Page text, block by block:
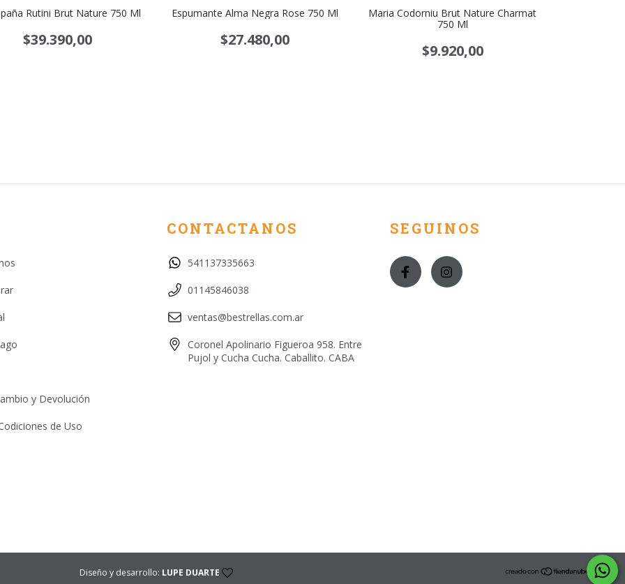
Rutini Brut Nature 750 Ml
$39.390,00
Espumante Alma Negra Rose 750 Ml
$27.480,00
Maria Codorniu Brut Nature Charmat
750 Ml
$9.920,00
y Devolución
de Uso
CONTACTANOS
541137335663
01145846038
ventas@bestrellas.com.ar
Coronel Apolinario Figueroa 958. Entre
Pujol y Cucha Cucha. Caballito. CABA
SEGUINOS
Diseño y desarrollo: LUPE DUARTE